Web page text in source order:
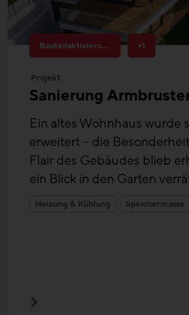
Bauteilaktivierung +1
Projekt
Sanierung
Ein altes Wohnhaus wurde
erweitert – die
Flair des Gebäudes blieb
ein Blick in den Garten
Heizung & Kühlung Speichermasse